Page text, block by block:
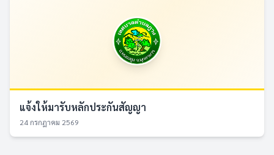
แจ้งให้มารับหลักประกันสัญญา
24 กรกฎาคม 2569